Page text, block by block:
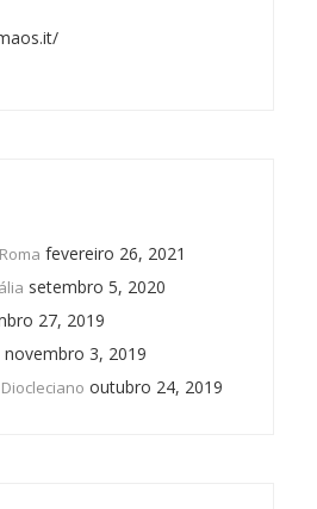
fevereiro 26, 2021
setembro 5, 2020
27, 2019
novembro 3, 2019
outubro 24, 2019